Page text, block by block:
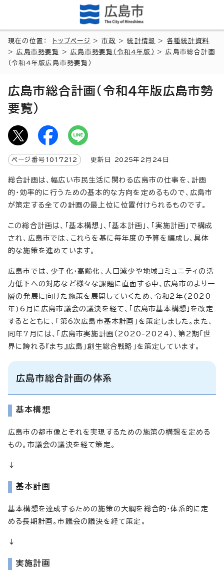
現在の位置： トップページ >市政 >統計情報 > 各種統計資料
>広島市勢要覧 >広島市勢要覧（令和4年版）
> 広島市総合計画
（令和4年版広島市勢要覧）
広島市総合計画（令和4年版広島市勢
要覧）
ページ番号 1017212 更新日 2025年2月 24 日
総合計画は、幅広い市民生活に関わる広島市の仕事を、計画
的・効率的に行うための基本的な方向を定めるもので、広島市
が策定する全ての計画の最上位に位置付けられるものです。
この総合計画は、「基本構想」、「基本計画」、「実施計画」で構成
され、広島市では、これらを基に毎年度の予算を編成し、具体
的な施策を進めています。
広島市では、少子化・高齢化、人口減少や地域コミュニティの活
力低下への対応など様々な課題に直面する中、広島市のより一
層の発展に向けた施策を展開していくため、令和2年(2020
年)6月に広島市議会の議決を経て、「広島市基本構想」を改定
するとともに、「第6次広島市基本計画」を策定しました。また、
同年7月には、「広島市実施計画（2020-2024）、第2期「世
界に誇れる『まち』広島」創生総合戦略」を策定しています。
広島市総合計画の体系
基本構想
広島市の都市像とそれを実現するための施策の構想を定める
もの。市議会の議決を経て策定。
↓
基本計画
基本構想を達成するための施策の大綱を総合的・体系的に定
める長期計画。市議会の議決を経て策定。
↓
実施計画